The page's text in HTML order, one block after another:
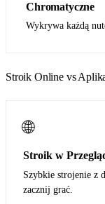
Chromatyczne
Wykrywa każdą
Stroik Online vs
🌐
Stroik w
Szybkie strojenie z
zacznij grać.